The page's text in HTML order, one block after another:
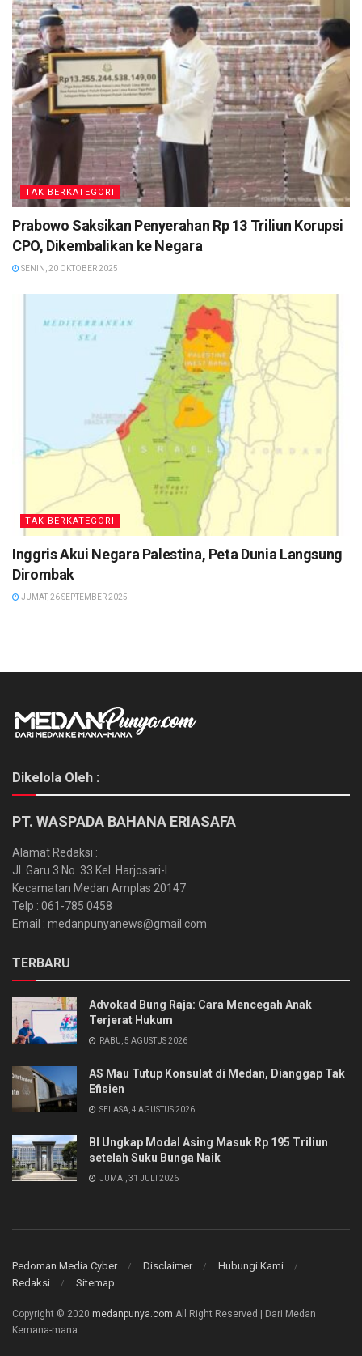
TAK BERKATEGORI
Prabowo Saksikan Penyerahan Rp 13 Triliun Korupsi
CPO, Dikembalikan ke Negara
SENIN, 20 OKTOBER 2025
TAK BERKATEGORI
Inggris Akui Negara Palestina, Peta Dunia Langsung
Dirombak
JUMAT, 26 SEPTEMBER 2025
Dikelola Oleh :
PT. WASPADA BAHANA ERIASAFA
Alamat Redaksi :
Jl. Garu 3 No. 33 Kel. Harjosari-I
Kecamatan Medan Amplas 20147
Telp : 061-785 0458
Email : medanpunyanews@gmail.com
TERBARU
Advokad Bung Raja: Cara Mencegah Anak
Terjerat Hukum
RABU, 5 AGUSTUS 2026
AS Mau Tutup Konsulat di Medan, Dianggap Tak
Efisien
SELASA, 4 AGUSTUS 2026
BI Ungkap Modal Asing Masuk Rp 195 Triliun
setelah Suku Bunga Naik
JUMAT, 31 JULI 2026
Pedoman Media Cyber Disclaimer
Hubungi Kami
Redaksi
Sitemap
Copyright © 2020 medanpunya.com All Right Reserved | Dari Medan
Kemana-mana